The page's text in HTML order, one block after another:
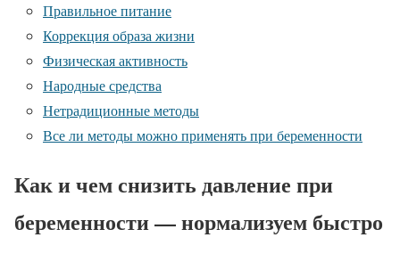
Правильное питание
Коррекция образа жизни
Физическая активность
Народные средства
Нетрадиционные методы
Все ли методы можно применять при беременности
Как и чем снизить давление при
беременности — нормализуем быстро